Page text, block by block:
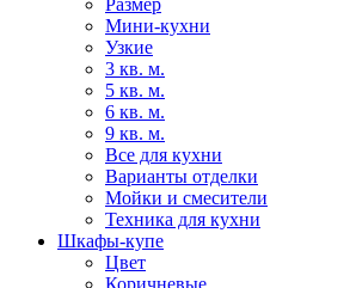
Размер
Мини-кухни
Узкие
3 кв. м.
5 кв. м.
6 кв. м.
9 кв. м.
Все для кухни
Варианты отделки
Мойки и смесители
Техника для кухни
Шкафы-купе
Цвет
Коричневые